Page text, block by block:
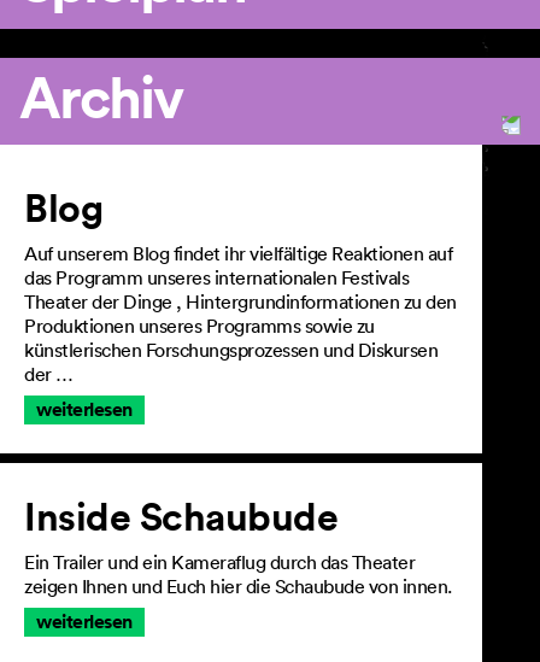
Archiv
Artikel
Blog
Auf unserem Blog findet ihr vielfältige Reaktionen auf
das Programm unseres internationalen Festivals
Theater der Dinge , Hintergrundinformationen zu den
Produktionen unseres Programms sowie zu
künstlerischen Forschungsprozessen und Diskursen
der …
weiterlesen
Inside Schaubude
Ein Trailer und ein Kameraflug durch das Theater
zeigen Ihnen und Euch hier die Schaubude von innen.
weiterlesen